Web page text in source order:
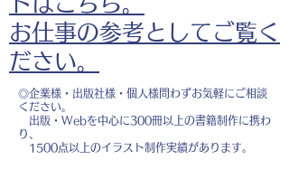
お仕事の参考としてご覧く
ださい。
◎企業様・出版社様・個人様問わずお気軽にご相談
ください。
出版・Webを中心に300冊以上の書籍制作に携わ
り、
1500点以上のイラスト制作実績があります。